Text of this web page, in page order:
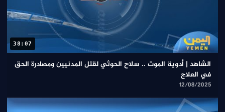
38:07
الشاهد | أدوية الموت .. سلاح الحوثي لقتل المدنيين ومصادرة الحق
في العلاج
12/08/2025